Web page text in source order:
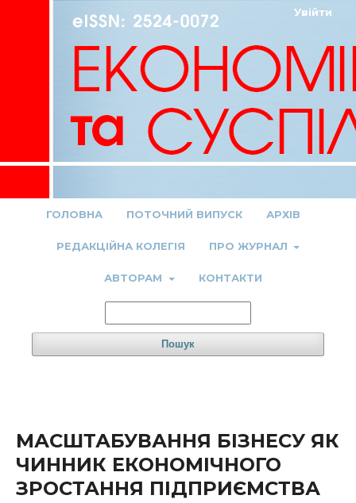
ГОЛОВНА ПОТОЧНИЙ ВИПУСК АРХІВ
РЕДАКЦІЙНА КОЛЕГІЯ ПРО ЖУРНАЛ
АВТОРАМ КОНТАКТИ
Пошук
Увійти
МАСШТАБУВАННЯ БІЗНЕСУ ЯК
ЧИННИК ЕКОНОМІЧНОГО
ЗРОСТАННЯ ПІДПРИЄМСТВА